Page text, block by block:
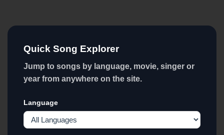
Quick Song Explorer
Jump to songs by language, movie, singer or
year from anywhere on the site.
Language